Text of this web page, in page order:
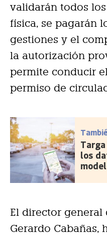
validarán todos
física, se pagarán
gestiones y el
la autorización
permite conducir
permiso de
los
El director general
Gerardo Cabañas,